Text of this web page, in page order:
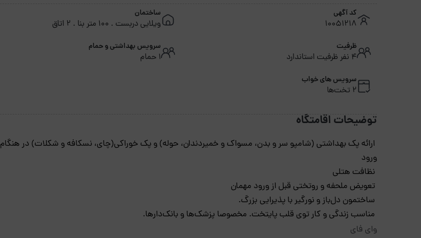
کد آگهی
10051218
ساختمان
ویلایی دربست . 100 متر بنا . 2 اتاق
ظرفیت
4 نفر ظرفیت استاندارد
سرویس بهداشتی و حمام
1 حمام
سرویس های خواب
2 تخت‌ها
توضیحات اقامتگاه
ارائه پک بهداشتی (شامپو سر و بدن، مسواک و خمیردندان، حوله) و پک خوراکی(چای، نسکافه و شکلات) در هنگام
ورود
نظافت هتلی
تعویض ملحفه و روتختی قبل از ورود مهمان
ساختمون دل‌باز و نورگیر با پذیرایی بزرگ.
مناسب زندگی و کار توی قلب پایتخت. مخصوصا پزشک‌ها و بانک‌دارها.
وای فای